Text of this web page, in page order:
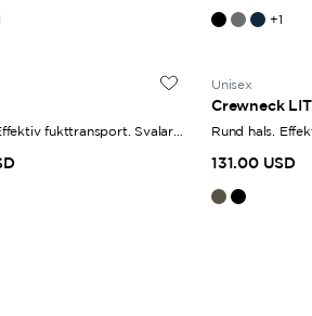
+1
fukttransport. Svalare
Unisex
Crewneck
Rund hals.
131.00 USD